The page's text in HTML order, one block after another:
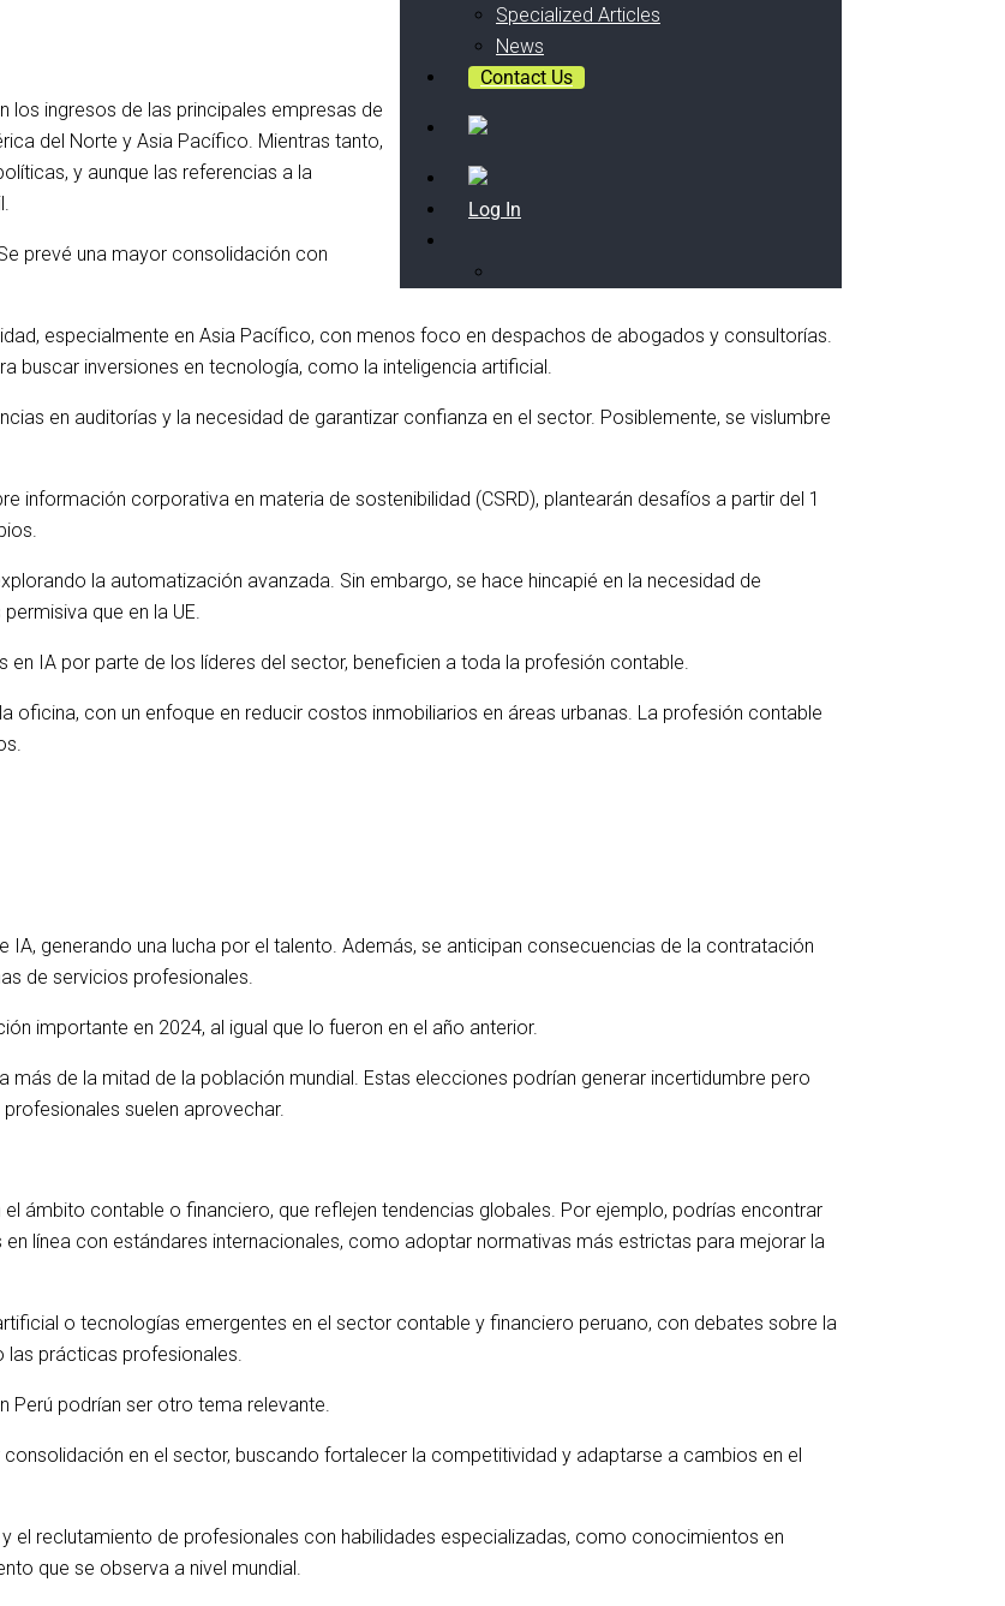
Specialized Articles
News
Contact Us
Log In
los ingresos de las principales empresas de
del Norte y Asia Pacífico. Mientras tanto,
y aunque las referencias a la
prevé una mayor consolidación con
especialmente en Asia Pacífico, con menos foco en despachos de abogados y consultorías.
buscar inversiones en tecnología, como la inteligencia artificial.
en auditorías y la necesidad de garantizar confianza en el sector. Posiblemente, se vislumbre
información corporativa en materia de sostenibilidad (CSRD), plantearán desafíos a partir del 1
la automatización avanzada. Sin embargo, se hace hincapié en la necesidad de
que en la UE.
en IA por parte de los líderes del sector, beneficien a toda la profesión contable.
con un enfoque en reducir costos inmobiliarios en áreas urbanas. La profesión contable
generando una lucha por el talento. Además, se anticipan consecuencias de la contratación
de servicios profesionales.
importante en 2024, al igual que lo fueron en el año anterior.
de la mitad de la población mundial. Estas elecciones podrían generar incertidumbre pero
suelen aprovechar.
ámbito contable o financiero, que reflejen tendencias globales. Por ejemplo, podrías encontrar
línea con estándares internacionales, como adoptar normativas más estrictas para mejorar la
o tecnologías emergentes en el sector contable y financiero peruano, con debates sobre la
las prácticas profesionales.
Perú podrían ser otro tema relevante.
en el sector, buscando fortalecer la competitividad y adaptarse a cambios en el
el reclutamiento de profesionales con habilidades especializadas, como conocimientos en
que se observa a nivel mundial.